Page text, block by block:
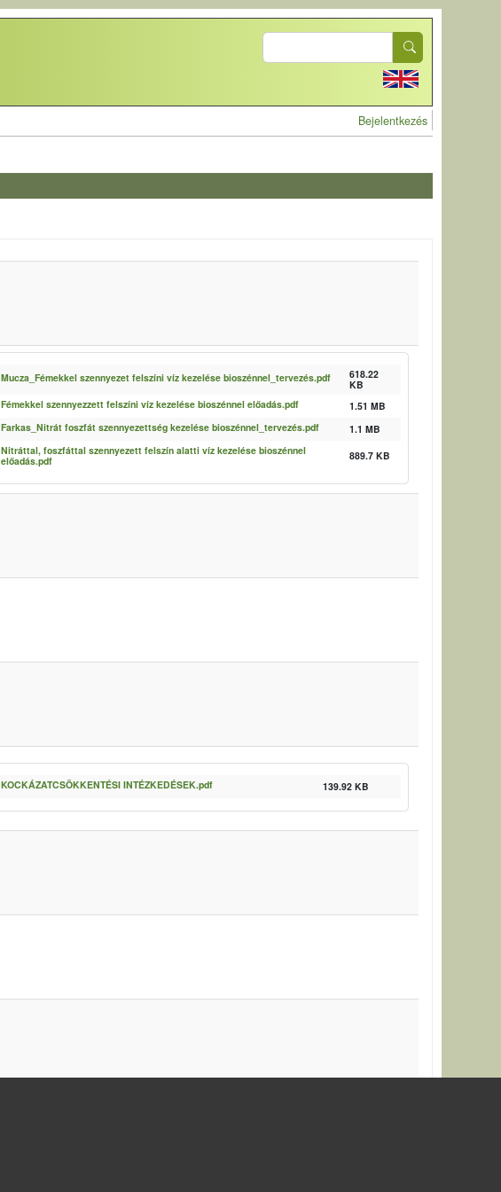
Search
User account
Bejelentkezés
Mucza_Fémekkel szennyezet felszíni víz kezelése bioszénnel_tervezés.pdf
618.22
KB
Fémekkel szennyezzett felszíni víz kezelése bioszénnel előadás.pdf
1.51 MB
Farkas_Nitrát foszfát szennyezettség kezelése bioszénnel_tervezés.pdf
1.1 MB
Nitráttal, foszfáttal szennyezett felszín alatti víz kezelése bioszénnel
előadás.pdf
889.7 KB
KOCKÁZATCSÖKKENTÉSI INTÉZKEDÉSEK.pdf 139.92 KB